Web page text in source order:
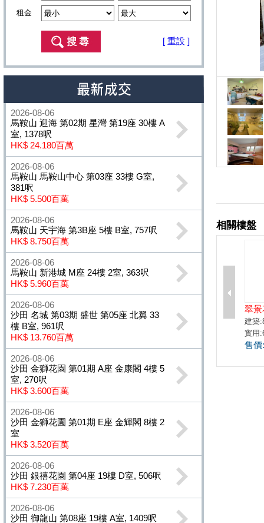
租金
[ 重設 ]
2026-08-06
馬鞍山 迎海 第02期 星灣 第19座 30樓 A
室, 1378呎
HK$ 24.180百萬
2026-08-06
馬鞍山 馬鞍山中心 第03座 33樓 G室,
381呎
HK$ 5.500百萬
2026-08-06
馬鞍山 天宇海 第3B座 5樓 B室, 757呎
HK$ 8.750百萬
2026-08-06
馬鞍山 新港城 M座 24樓 2室, 363呎
HK$ 5.960百萬
2026-08-06
沙田 名城 第03期 盛世 第05座 北翼 33
樓 B室, 961呎
HK$ 13.760百萬
2026-08-06
沙田 金獅花園 第01期 A座 金康閣 4樓 5
室, 270呎
HK$ 3.600百萬
2026-08-06
沙田 金獅花園 第01期 E座 金輝閣 8樓 2
室
HK$ 3.520百萬
2026-08-06
沙田 銀禧花園 第04座 19樓 D室, 506呎
HK$ 7.230百萬
2026-08-06
沙田 御龍山 第08座 19樓 A室, 1409呎